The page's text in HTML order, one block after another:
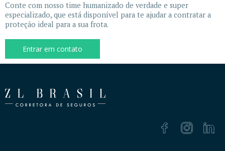
Conte com nosso time humanizado de verdade e super
especializado, que está disponível para te ajudar a contratar a
proteção ideal para a sua frota.
Entrar em contato